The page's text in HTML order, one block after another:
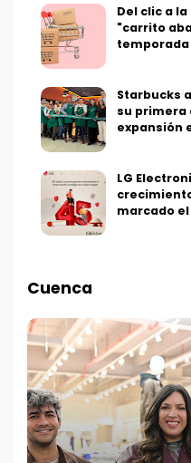
Del clic a
"carrito
Starbucks
su primera
expansión
LG
marcado
Cuenca